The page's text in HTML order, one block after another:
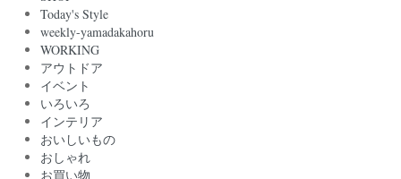
Today's Style
weekly-yamadakahoru
WORKING
アウトドア
イベント
いろいろ
インテリア
おいしいもの
おしゃれ
お買い物